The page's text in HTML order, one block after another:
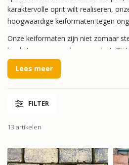
karaktervolle oprit wilt realiseren,
hoogwaardige keiformaten tegen
Onze keiformaten zijn niet zomaar
hoeksteen van uw droomproject. Bij
stijlvolle bestrating betaalbaar kan
outlet partijen en geniet van
Of u nu een eigentijdse oprit wilt
Geef uw tuin een unieke uitstraling
Lees meer
FILTER
13 artikelen